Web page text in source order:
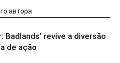
автора
Badlands’ revive a diversão
de ação